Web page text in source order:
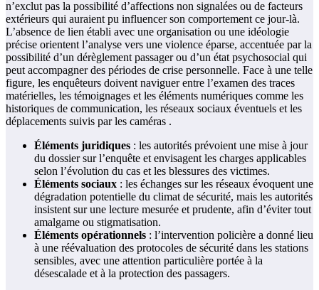
n’exclut pas la possibilité d’affections non signalées ou de facteurs
extérieurs qui auraient pu influencer son comportement ce jour-là.
L’absence de lien établi avec une organisation ou une idéologie
précise orientent l’analyse vers une violence éparse, accentuée par la
possibilité d’un dérèglement passager ou d’un état psychosocial qui
peut accompagner des périodes de crise personnelle. Face à une telle
figure, les enquêteurs doivent naviguer entre l’examen des traces
matérielles, les témoignages et les éléments numériques comme les
historiques de communication, les réseaux sociaux éventuels et les
déplacements suivis par les caméras .
Éléments juridiques : les autorités prévoient une mise à jour
du dossier sur l’enquête et envisagent les charges applicables
selon l’évolution du cas et les blessures des victimes.
Éléments sociaux : les échanges sur les réseaux évoquent une
dégradation potentielle du climat de sécurité, mais les autorités
insistent sur une lecture mesurée et prudente, afin d’éviter tout
amalgame ou stigmatisation.
Éléments opérationnels : l’intervention policière a donné lieu
à une réévaluation des protocoles de sécurité dans les stations
sensibles, avec une attention particulière portée à la
désescalade et à la protection des passagers.